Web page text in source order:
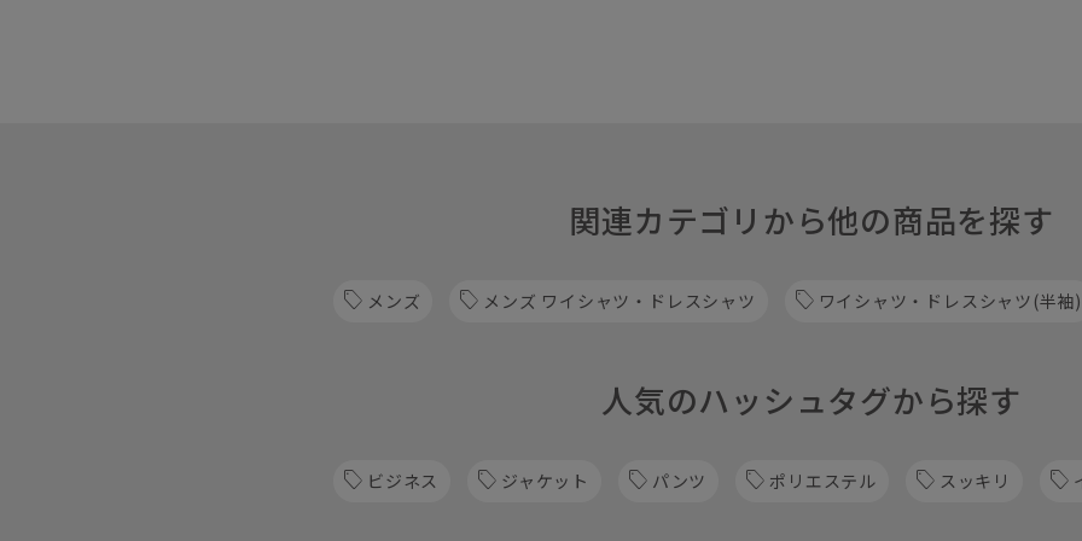
関連カテゴリから他の商品を探す
メンズ メンズ ワイシャツ・ドレスシャツ ワイシャツ・ドレスシャツ(半袖)
人気のハッシュタグから探す
ビジネス ジャケット パンツ ポリエステル スッキリ